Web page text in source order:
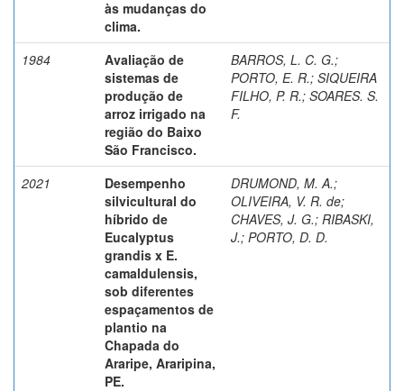
às mudanças do
clima.
1984
Avaliação de
sistemas de
produção de
arroz irrigado na
região do Baixo
São Francisco.
BARROS, L. C. G.;
PORTO, E. R.; SIQUEIRA
FILHO, P. R.; SOARES. S.
F.
2021
Desempenho
silvicultural do
híbrido de
Eucalyptus
grandis x E.
camaldulensis,
sob diferentes
espaçamentos de
plantio na
Chapada do
Araripe, Araripina,
PE.
DRUMOND, M. A.;
OLIVEIRA, V. R. de;
CHAVES, J. G.; RIBASKI,
J.; PORTO, D. D.